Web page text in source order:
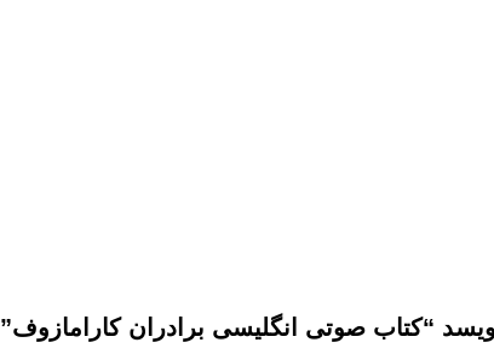
“کتاب صوتی انگلیسی برادران کارامازوف”